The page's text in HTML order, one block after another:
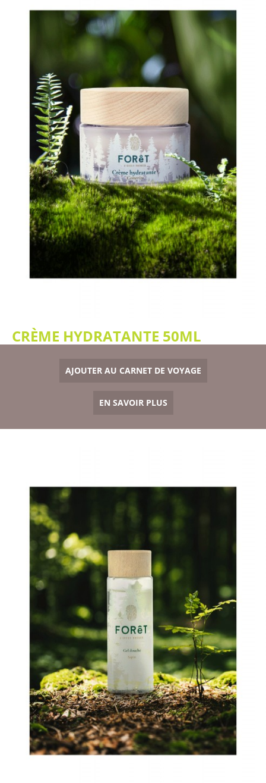
CRÈME HYDRATANTE 50ML
AJOUTER AU CARNET DE VOYAGE
EN SAVOIR PLUS